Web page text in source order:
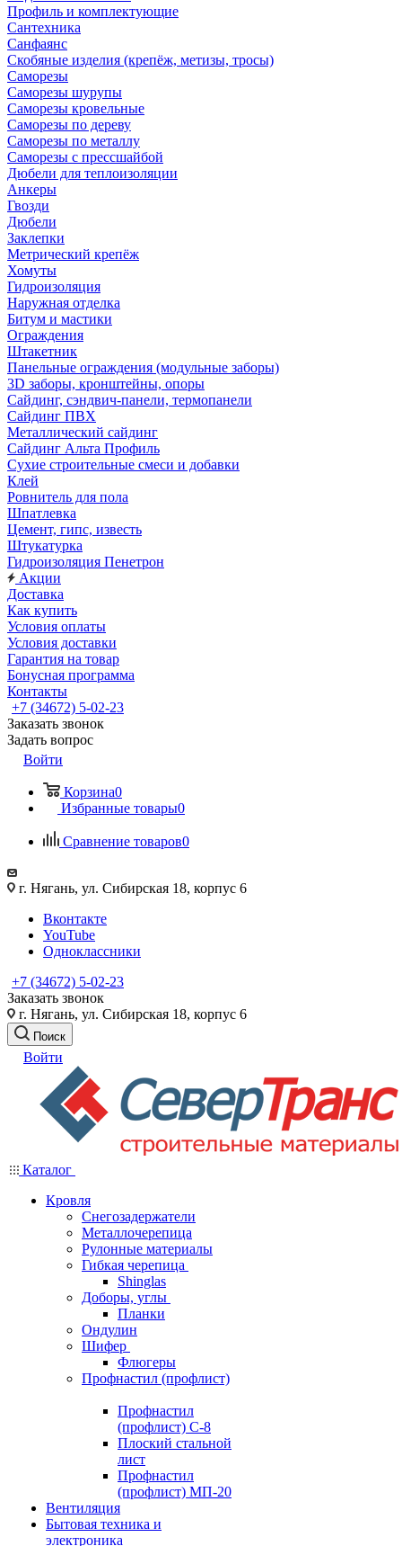
Профиль и комплектующие
Сантехника
Санфаянс
Скобяные изделия (крепёж, метизы, тросы)
Саморезы
Саморезы шурупы
Саморезы кровельные
Саморезы по дереву
Саморезы по металлу
Саморезы с прессшайбой
Дюбели для теплоизоляции
Анкеры
Гвозди
Дюбели
Заклепки
Метрический крепёж
Хомуты
Гидроизоляция
Наружная отделка
Битум и мастики
Ограждения
Штакетник
Панельные ограждения (модульные заборы)
3D заборы, кронштейны, опоры
Cайдинг, сэндвич-панели, термопанели
Сайдинг ПВХ
Металлический сайдинг
Сайдинг Альта Профиль
Сухие строительные смеси и добавки
Клей
Ровнитель для пола
Шпатлевка
Цемент, гипс, известь
Штукатурка
Гидроизоляция Пенетрон
Акции
Доставка
Как купить
Условия оплаты
Условия доставки
Гарантия на товар
Бонусная программа
Контакты
+7 (34672) 5-02-23
Заказать звонок
Задать вопрос
Войти
Корзина0
Избранные товары0
Сравнение товаров0
г. Нягань, ул. Сибирская 18, корпус 6
Вконтакте
YouTube
Одноклассники
+7 (34672) 5-02-23
Заказать звонок
г. Нягань, ул. Сибирская 18, корпус 6
Поиск
Войти
Каталог
Кровля
Снегозадержатели
Металлочерепица
Рулонные материалы
Гибкая черепица
Shinglas
Доборы, углы
Планки
Ондулин
Шифер
Флюгеры
Профнастил (профлист)
Профнастил
(профлист) С-8
Плоский стальной
лист
Профнастил
(профлист) МП-20
Вентиляция
Бытовая техника и
электроника